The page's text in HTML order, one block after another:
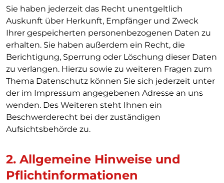
Sie haben jederzeit das Recht unentgeltlich
Auskunft über Herkunft, Empfänger und Zweck
Ihrer gespeicherten personenbezogenen Daten zu
erhalten. Sie haben außerdem ein Recht, die
Berichtigung, Sperrung oder Löschung dieser Daten
zu verlangen. Hierzu sowie zu weiteren Fragen zum
Thema Datenschutz können Sie sich jederzeit unter
der im Impressum angegebenen Adresse an uns
wenden. Des Weiteren steht Ihnen ein
Beschwerderecht bei der zuständigen
Aufsichtsbehörde zu.
2. Allgemeine Hinweise und
Pflichtinformationen